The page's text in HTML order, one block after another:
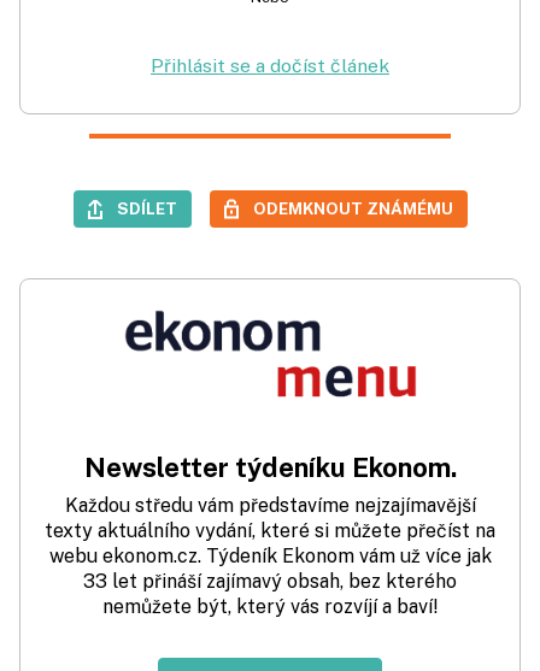
Přihlásit se a dočíst článek
SDÍLET ODEMKNOUT ZNÁMÉMU
Newsletter týdeníku Ekonom.
Každou středu vám představíme nejzajímavější
texty aktuálního vydání, které si můžete přečíst na
webu ekonom.cz. Týdeník Ekonom vám už více jak
33 let přináší zajímavý obsah, bez kterého
nemůžete být, který vás rozvíjí a baví!